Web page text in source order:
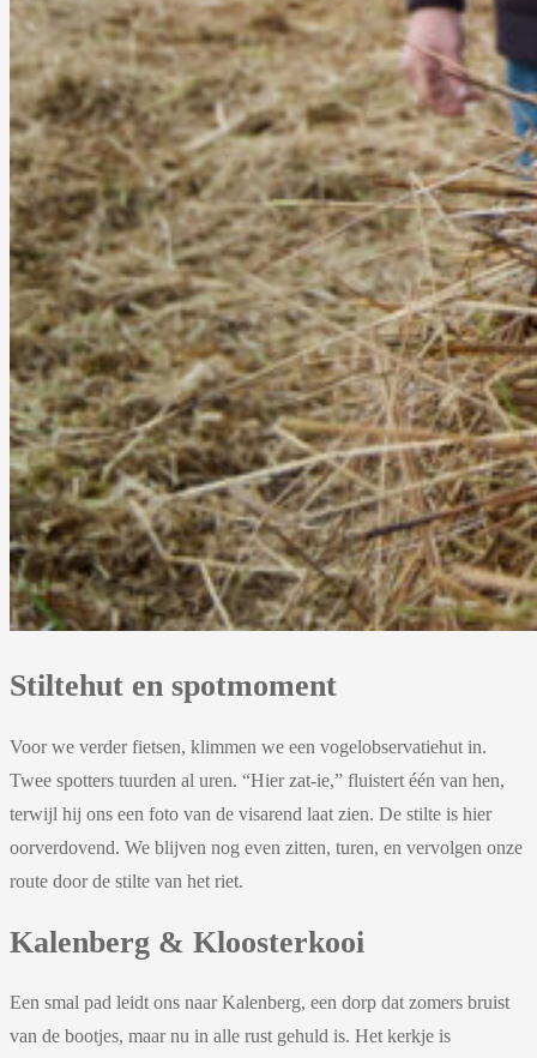
Stiltehut en spotmoment
Voor we verder fietsen, klimmen we een vogelobservatiehut in.
Twee spotters tuurden al uren. “Hier zat-ie,” fluistert één van hen,
terwijl hij ons een foto van de visarend laat zien. De stilte is hier
oorverdovend. We blijven nog even zitten, turen, en vervolgen onze
route door de stilte van het riet.
Kalenberg & Kloosterkooi
Een smal pad leidt ons naar Kalenberg, een dorp dat zomers bruist
van de bootjes, maar nu in alle rust gehuld is. Het kerkje is